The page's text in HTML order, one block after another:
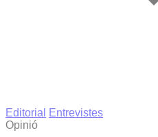
Editorial
Entrevistes
Opinió